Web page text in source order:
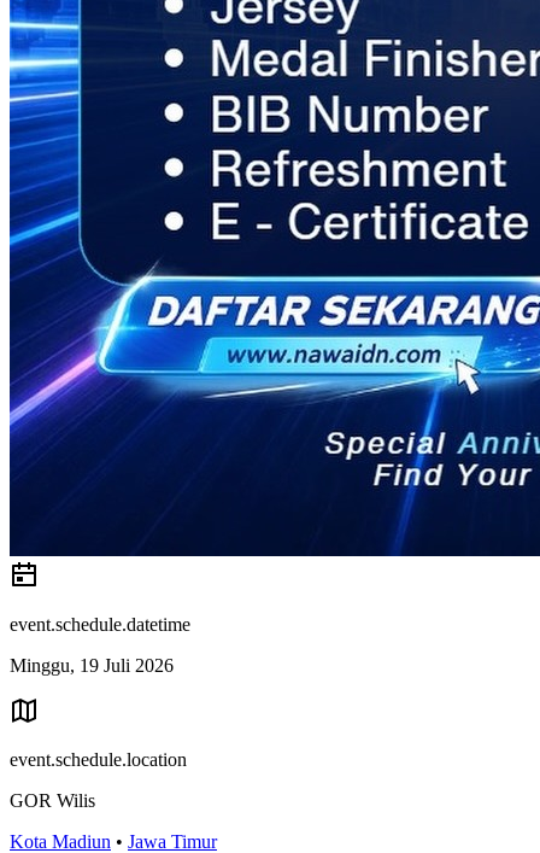
event.schedule.datetime
Minggu, 19 Juli 2026
event.schedule.location
GOR Wilis
Kota Madiun • Jawa Timur